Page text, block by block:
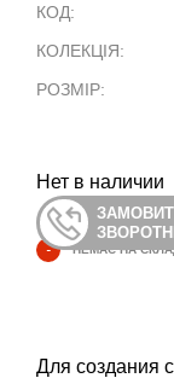
КОД:
КОЛЕКЦІЯ:
РОЗМІР:
Нет в наличии
- НЕМАЄ НА
Для создания